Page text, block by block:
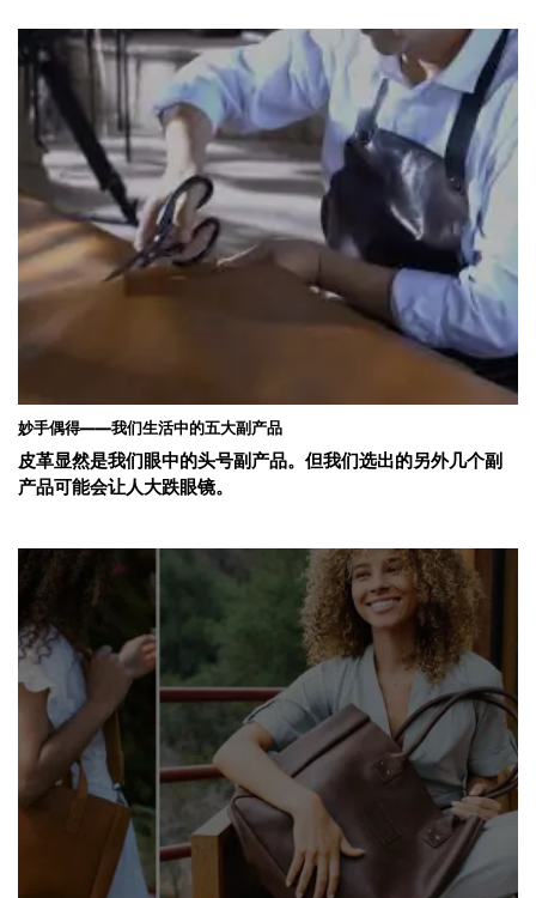
妙手偶得——我们生活中的五大副产品
皮革显然是我们眼中的头号副产品。但我们选出的另外几个副
产品可能会让人大跌眼镜。